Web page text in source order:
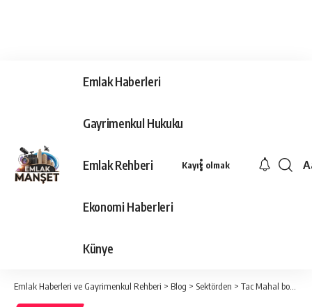
Emlak Haberleri
Gayrimenkul Hukuku
Emlak Rehberi
Ekonomi Haberleri
Künye
Kayıt olmak
Emlak Haberleri ve Gayrimenkul Rehberi > Blog > Sektörden > Tac Mahal bomba ihbarı nedeniyle tahliye edildi